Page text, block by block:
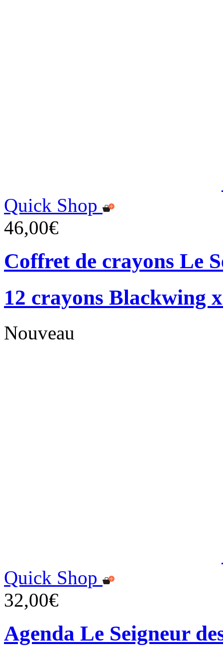
Quick Shop
46,00€
Coffret de crayons Le
12 crayons Blackwing
Nouveau
Quick Shop
32,00€
Agenda Le Seigneur